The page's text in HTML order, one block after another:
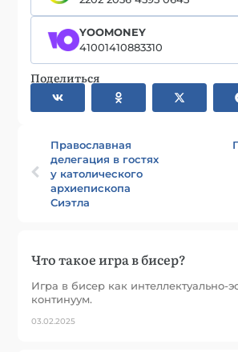
YOOMONEY
41001410883310
Поделиться
Православная
делегация в гостях
у католического
архиепископа
Сиэтла
Что такое игра в бисер?
Игра в бисер как интеллектуально-
континуум.
03.02.2025